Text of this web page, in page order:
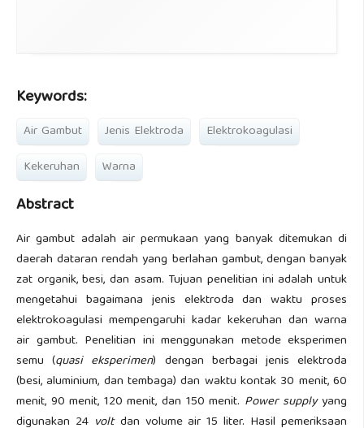
Keywords:
Air Gambut Jenis Elektroda
Elektrokoagulasi
Kekeruhan
Warna
Abstract
Air gambut adalah air permukaan yang banyak ditemukan di
daerah dataran rendah yang berlahan gambut, dengan banyak
zat organik, besi, dan asam. Tujuan penelitian ini adalah untuk
mengetahui bagaimana jenis elektroda dan waktu proses
elektrokoagulasi mempengaruhi kadar kekeruhan dan warna
air gambut. Penelitian ini menggunakan metode eksperimen
semu (quasi eksperimen) dengan berbagai jenis elektroda
(besi, aluminium, dan tembaga) dan waktu kontak 30 menit, 60
menit, 90 menit, 120 menit, dan 150 menit. Power supplyyang
digunakan 24 voltdan volume air 15 liter. Hasil pemeriksaan